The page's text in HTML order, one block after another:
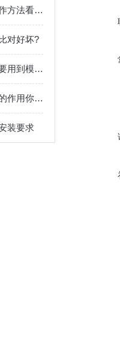
详细的防爆箱式冷水机操作方法看完你就知道了
对好坏?
注塑机上的模具为什么会要用到模温机呢
集中过滤冷水机中过滤器的作用你知道么
装要求